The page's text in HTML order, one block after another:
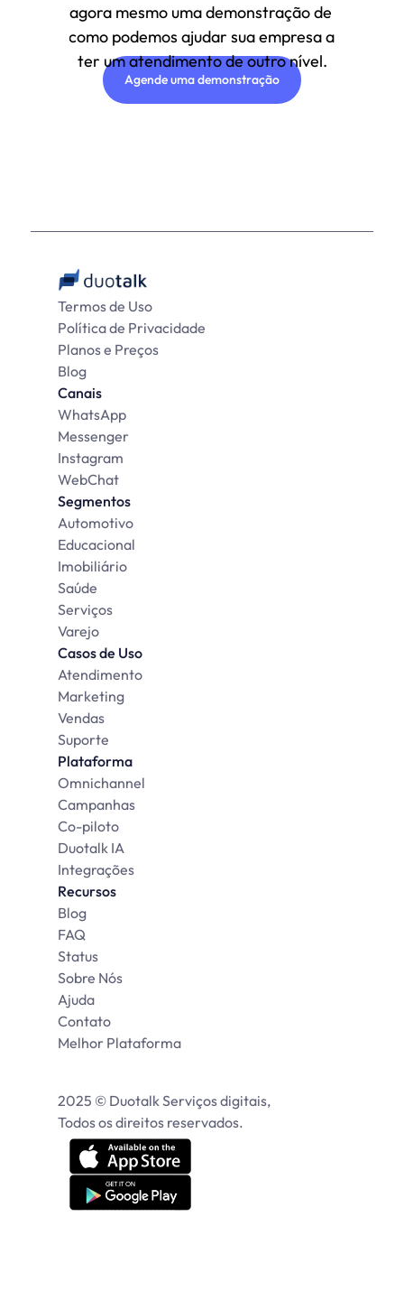
agora mesmo uma demonstração de
como podemos ajudar sua empresa a
ter um atendimento de outro nível.
Agende uma demonstração
Termos de Uso
Política de Privacidade
Planos e Preços
Blog
Canais
WhatsApp
Messenger
Instagram
WebChat
Segmentos
Automotivo
Educacional
Imobiliário
Saúde
Serviços
Varejo
Casos de Uso
Atendimento
Marketing
Vendas
Suporte
Plataforma
Omnichannel
Campanhas
Co-piloto
Duotalk IA
Integrações
Recursos
Blog
FAQ
Status
Sobre Nós
Ajuda
Contato
Melhor Plataforma
2025 © Duotalk Serviços digitais,
Todos os direitos reservados.